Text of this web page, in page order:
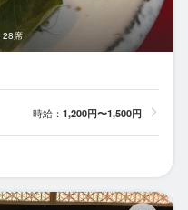
28席
時給： 1,200円〜1,500円